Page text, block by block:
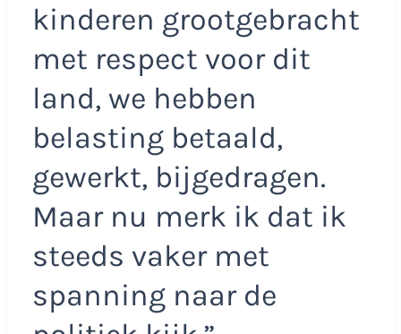
kinderen grootgebracht
met respect voor dit
land, we hebben
belasting betaald,
gewerkt, bijgedragen.
Maar nu merk ik dat ik
steeds vaker met
spanning naar de